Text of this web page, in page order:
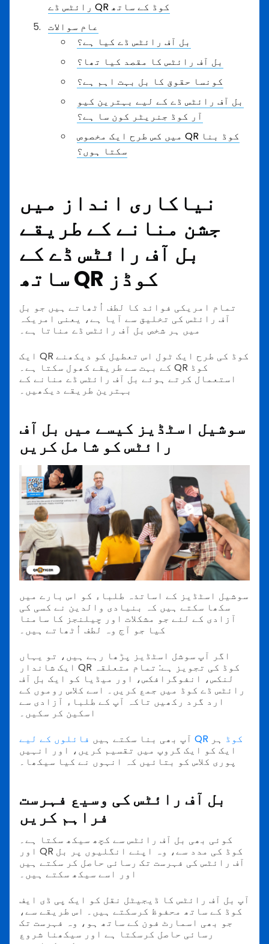
رائٹس ڈے QR کوڈ کے ساتھ
عام سوالات
بل آف رائٹس ڈے کیا ہے؟
بل آف رائٹس کا مقصد کیا تھا؟
کونسا حقوق کا بل بہت اہم ہے؟
بل آف رائٹس ڈے کے لیے بہترین کیو
آر کوڈ جنریٹر کون سا ہے؟
میں کس طرح ایک مخصوص QR کوڈ بنا
سکتا ہوں؟
نیاکاری انداز میں
جشن منانے کے طریقے
بل آف رائٹس ڈے کے
ساتھ QR کوڈز
تمام امریکی فوائد کا لطف اُٹھاتے ہیں جو بل
آف رائٹس کی تخلیق سے آیا ہے، یعنی امریکہ
میں ہر شخص بل آف رائٹس ڈے مناتا ہے۔
ایک QR کوڈ کی طرح ایک ٹول اس تعطیل کو دیکھنے
کے بہت سے طریقے کھول سکتا ہے۔ QR کوڈ
استعمال کرتے ہوئے بل آف رائٹس ڈے منانے کے
بہترین طریقے دیکھیں۔
سوشیل اسٹڈیز کیسے میں بل آف
رائٹس کو شامل کریں
سوشیل اسٹڈیز کے اساتذہ طلباء کو اس بارے میں
سکھا سکتے ہیں کہ بنیادی والدین نے کسی کی
آزادی کے لئے جو مشکلات اور چیلنجز کا سامنا
کیا جو آج وہ لطف اُٹھاتے ہیں۔
اگر آپ سوشل اسٹڈیز پڑھا رہے ہیں، تو یہاں
ایک شاندار QR کوڈ کی تجویز ہے: تمام متعلقہ
لنکس، انفوگرافکس، اور میڈیا کو ایک بل آف
رائٹس ڈے کوڈ میں جمع کریں۔ اسے کلاس روموں کے
ارد گرد رکھیں تاکہ آپ کے طلباء آزادی سے
اسکین کر سکیں۔
آپ بھی بنا سکتے ہیں
فائلوں کے لیے QR کوڈ ہر
ایک کو ایک گروپ میں تقسیم کریں، اور انہیں
پوری کلاس کو بتائیں کہ انہوں نے کیا سیکھا۔
بل آف رائٹس کی وسیع فہرست
فراہم کریں
کوئی بھی بل آف رائٹس سے کچھ سیکھ سکتا ہے۔
اور QR کوڈ کی مدد سے، وہ اپنے انگلیوں پر بل
آف رائٹس کی فہرست تک رسائی حاصل کر سکتے ہیں
اور اسے سیکھ سکتے ہیں۔
آپ بل آف رائٹس کا ڈیجیٹل نقل کو ایک پی ڈی ایف
کوڈ کے ساتھ محفوظ کرسکتے ہیں۔ اس طریقے سے،
جو بھی اسمارٹ فون کے ساتھ ہو، وہ فہرست تک
رسائی حاصل کرسکتا ہے اور سیکھنا شروع